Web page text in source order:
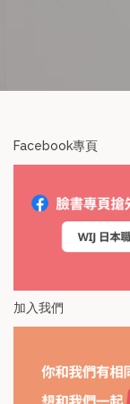
Facebook專頁
加入我們